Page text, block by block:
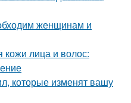
женщинам и
лица и волос:
которые изменят вашу